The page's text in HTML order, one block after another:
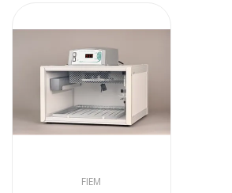
FIEM